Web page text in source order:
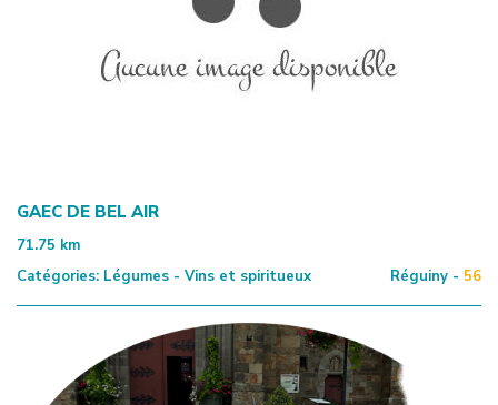
GAEC DE BEL AIR
71.75 km
Catégories: Légumes - Vins et spiritueux Réguiny - 56